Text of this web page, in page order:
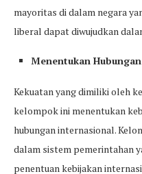
mayoritas di dalam negara
liberal dapat diwujudkan
Menentukan
Kekuatan yang dimiliki oleh
kelompok ini menentukan
hubungan internasional.
dalam sistem pemerintahan
penentuan kebijakan